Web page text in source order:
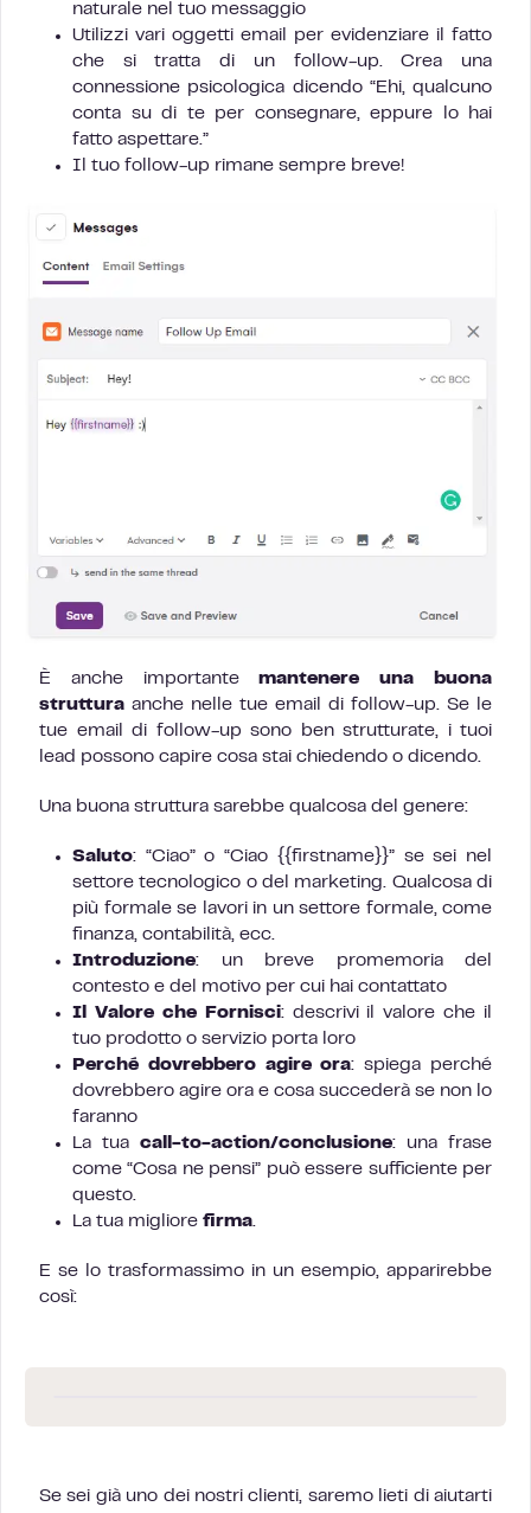
naturale nel tuo messaggio
Utilizzi vari oggetti email per evidenziare il fatto
che si tratta di un follow-up. Crea una
connessione psicologica dicendo “Ehi, qualcuno
conta su di te per consegnare, eppure lo hai
fatto aspettare.”
Il tuo follow-up rimane sempre breve!
È anche importantemantenere una buona
struttura anche nelle tue email di follow-up. Se le
tue email di follow-up sono ben strutturate, i tuoi
lead possono capire cosa stai chiedendo o dicendo.
Una buona struttura sarebbe qualcosa del genere:
Saluto: “Ciao” o “Ciao {{firstname}}” se sei nel
settore tecnologico o del marketing. Qualcosa di
più formale se lavori in un settore formale, come
finanza, contabilità, ecc.
Introduzione: un breve promemoria del
contesto e del motivo per cui hai contattato
Il Valore che Fornisci: descrivi il valore che il
tuo prodotto o servizio porta loro
Perché dovrebbero agire ora: spiega perché
dovrebbero agire ora e cosa succederà se non lo
faranno
La tua call-to-action/conclusione: una frase
come “Cosa ne pensi” può essere sufficiente per
questo.
La tua migliore firma.
E se lo trasformassimo in un esempio, apparirebbe
così:
Se sei già uno dei nostri clienti, saremo lieti di aiutarti